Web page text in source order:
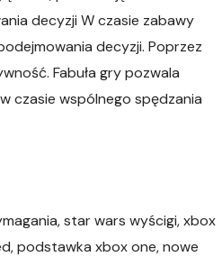
decyzji W czasie zabawy
decyzji. Poprzez
Fabuła gry pozwala
czasie wspólnego spędzania
star wars wyścigi, xbox
podstawka xbox one, nowe